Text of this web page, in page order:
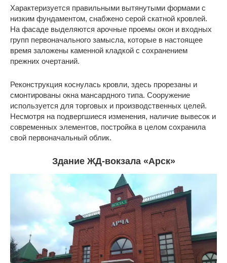
Характеризуется правильными вытянутыми формами с
низким фундаментом, снабжено серой скатной кровлей.
На фасаде выделяются арочные проемы окон и входных
групп первоначального замысла, которые в настоящее
время заложены каменной кладкой с сохранением
прежних очертаний.
Реконструкция коснулась кровли, здесь прорезаны и
смонтированы окна мансардного типа. Сооружение
используется для торговых и производственных целей.
Несмотря на подвергшиеся изменения, наличие вывесок и
современных элементов, постройка в целом сохранила
свой первоначальный облик.
Здание ЖД-вокзала «Арск»